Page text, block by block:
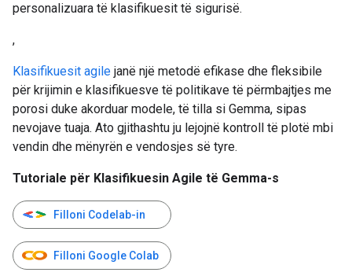
personalizuara të klasifikuesit të sigurisë.
,
Klasifikuesit agile janë një metodë efikase dhe fleksibile
për krijimin e klasifikuesve të politikave të përmbajtjes me
porosi duke akorduar modele, të tilla si Gemma, sipas
nevojave tuaja. Ato gjithashtu ju lejojnë kontroll të plotë mbi
vendin dhe mënyrën e vendosjes së tyre.
Tutoriale për Klasifikuesin Agile të Gemma-s
Filloni Codelab-in
Filloni Google Colab